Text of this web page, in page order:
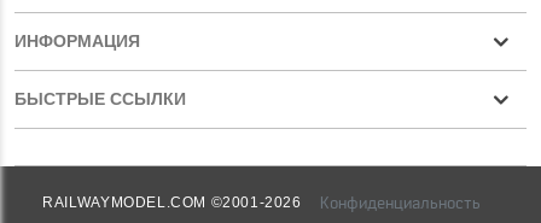
ИНФОРМАЦИЯ
БЫСТРЫЕ ССЫЛКИ
RAILWAYMODEL.COM ©2001-2026 Конфиденциальность